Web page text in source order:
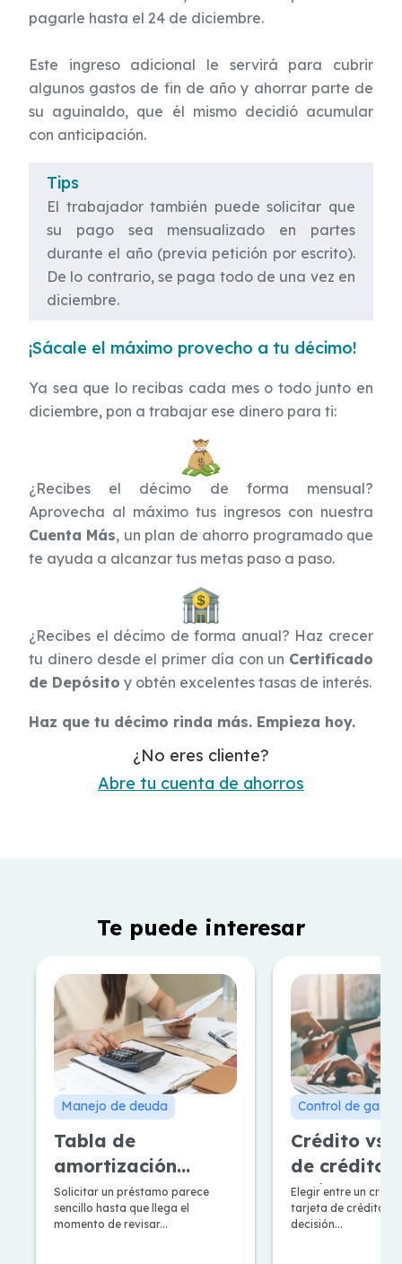
pagarle hasta el 24 de diciembre.
Este ingreso adicional le servirá para cubrir
algunos gastos de fin de año y ahorrar parte de
su aguinaldo, que él mismo decidió acumular
con anticipación.
Tips
El trabajador también puede solicitar que
su pago sea mensualizado en partes
durante el año (previa petición por escrito).
De lo contrario, se paga todo de una vez en
diciembre.
¡Sácale el máximo provecho a tu décimo!
Ya sea que lo recibas cada mes o todo junto en
diciembre, pon a trabajar ese dinero para ti:
¿Recibes el décimo de forma mensual?
Aprovecha al máximo tus ingresos con nuestra
Cuenta Más, un plan de ahorro programado que
te ayuda a alcanzar tus metas paso a paso.
¿Recibes el décimo de forma anual? Haz crecer
tu dinero desde el primer día con un Certificado
de Depósito y obtén excelentes tasas de interés.
Haz que tu décimo rinda más. Empieza hoy.
¿No eres cliente?
Abre tu cuenta de ahorros
Te puede interesar
Manejo de deuda
Tabla de
amortización
Francesa y
Alemana: Pros y
Solicitar un préstamo parece
sencillo hasta que llega el
momento de revisar...
Control de
Crédito vs
de crédito:
mejor
necesidad?
Elegir entre un
tarjeta de crédito,
decisión...